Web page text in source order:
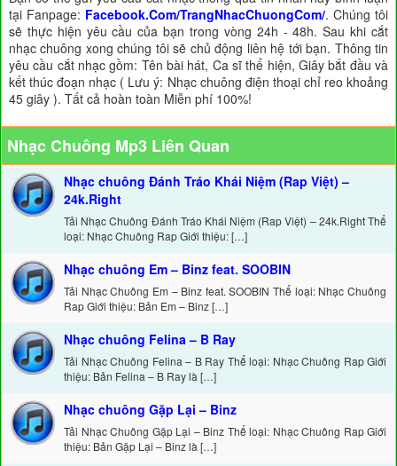
tại Fanpage: Facebook.Com/TrangNhacChuongCom/. Chúng tôi
sẽ thực hiện yêu cầu của bạn trong vòng 24h - 48h. Sau khi cắt
nhạc chuông xong chúng tôi sẽ chủ động liên hệ tới bạn. Thông tin
yêu cầu cắt nhạc gồm: Tên bài hát, Ca sĩ thể hiện, Giây bắt đầu và
kết thúc đoạn nhạc ( Lưu ý: Nhạc chuông điện thoại chỉ reo khoảng
45 giây ). Tất cả hoàn toàn Miễn phí 100%!
Nhạc Chuông Mp3 Liên Quan
Nhạc chuông Đánh Tráo Khái Niệm (Rap Việt) –
24k.Right
Tải Nhạc Chuông Đánh Tráo Khái Niệm (Rap Việt) – 24k.Right Thể
loại: Nhạc Chuông Rap Giới thiệu: […]
Nhạc chuông Em – Binz feat. SOOBIN
Tải Nhạc Chuông Em – Binz feat. SOOBIN Thể loại: Nhạc Chuông
Rap Giới thiệu: Bản Em – Binz […]
Nhạc chuông Felina – B Ray
Tải Nhạc Chuông Felina – B Ray Thể loại: Nhạc Chuông Rap Giới
thiệu: Bản Felina – B Ray là […]
Nhạc chuông Gặp Lại – Binz
Tải Nhạc Chuông Gặp Lại – Binz Thể loại: Nhạc Chuông Rap Giới
thiệu: Bản Gặp Lại – Binz là […]